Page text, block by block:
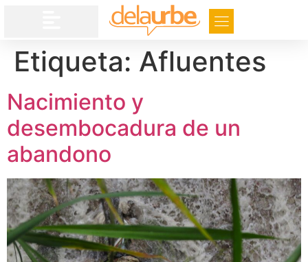
Etiqueta: Afluentes
Nacimiento y
desembocadura de un
abandono